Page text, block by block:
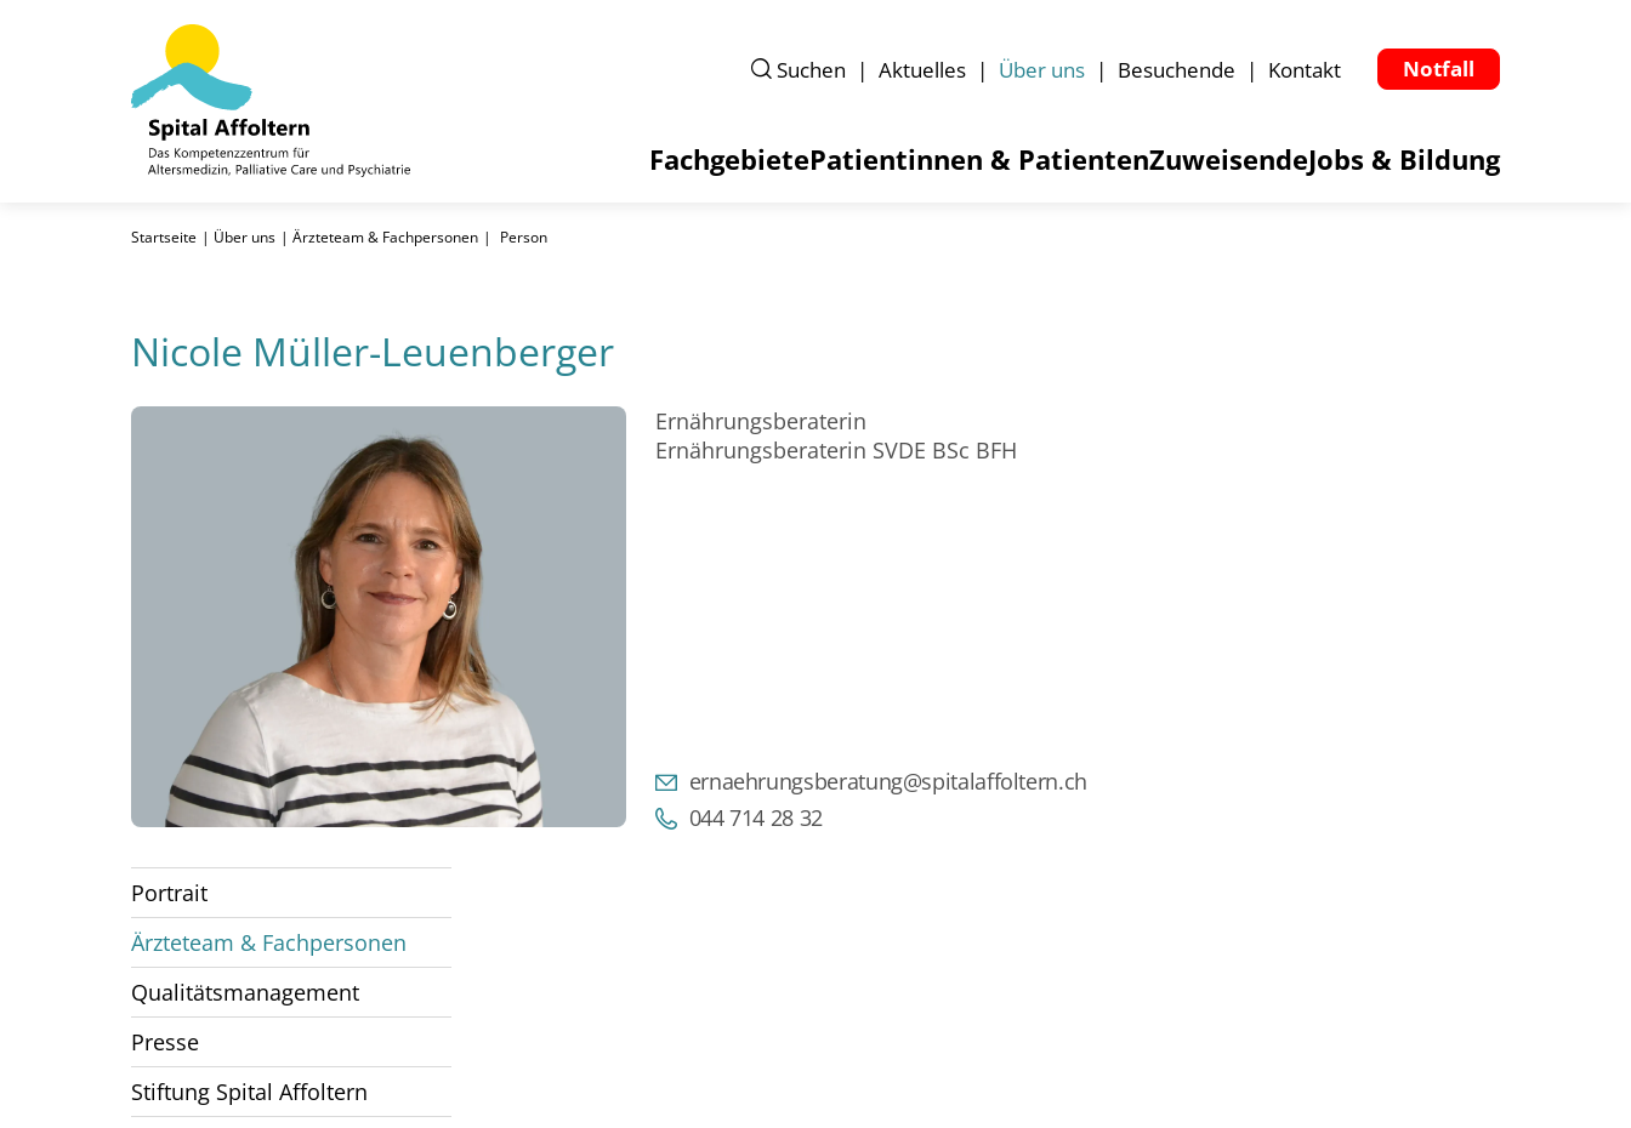
FachgebietePatientinnen & PatientenZuweisendeJobs & Bildung
Suchen Aktuelles Über uns Besuchende Kontakt Notfall
Startseite Über uns Ärzteteam & Fachpersonen Person
Nicole Müller-Leuenberger
Ernährungsberaterin
Ernährungsberaterin SVDE BSc BFH
ernaehrungsberatung@spitalaffoltern.ch
044 714 28 32
Portrait
Ärzteteam & Fachpersonen
Qualitätsmanagement
Presse
Stiftung Spital Affoltern